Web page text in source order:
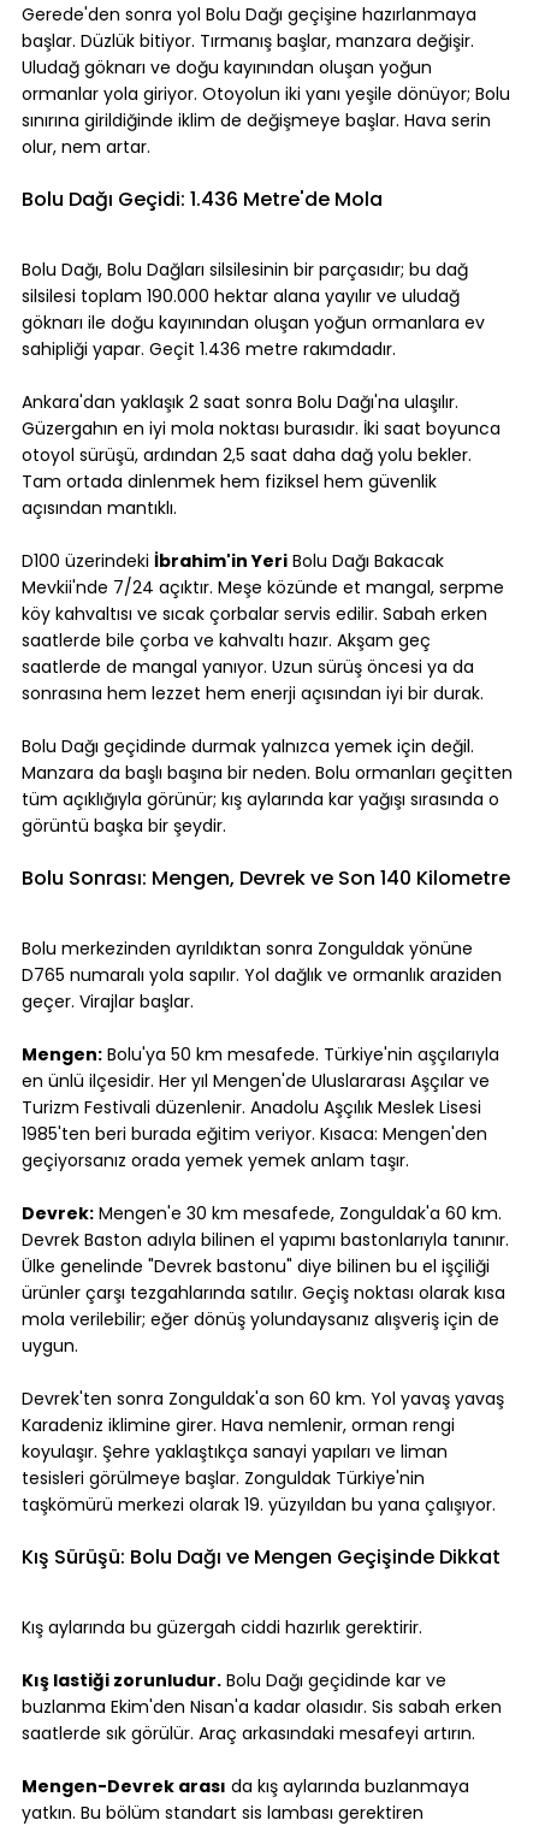
Gerede'den sonra yol Bolu Dağı geçişine hazırlanmaya
başlar. Düzlük bitiyor. Tırmanış başlar, manzara değişir.
Uludağ göknarı ve doğu kayınından oluşan yoğun
ormanlar yola giriyor. Otoyolun iki yanı yeşile dönüyor; Bolu
sınırına girildiğinde iklim de değişmeye başlar. Hava serin
olur, nem artar.
Bolu Dağı Geçidi: 1.436 Metre'de Mola
Bolu Dağı, Bolu Dağları silsilesinin bir parçasıdır; bu dağ
silsilesi toplam 190.000 hektar alana yayılır ve uludağ
göknarı ile doğu kayınından oluşan yoğun ormanlara ev
sahipliği yapar. Geçit 1.436 metre rakımdadır.
Ankara'dan yaklaşık 2 saat sonra Bolu Dağı'na ulaşılır.
Güzergahın en iyi mola noktası burasıdır. İki saat boyunca
otoyol sürüşü, ardından 2,5 saat daha dağ yolu bekler.
Tam ortada dinlenmek hem fiziksel hem güvenlik
açısından mantıklı.
D100 üzerindeki İbrahim'in Yeri Bolu Dağı Bakacak
Mevkii'nde 7/24 açıktır. Meşe közünde et mangal, serpme
köy kahvaltısı ve sıcak çorbalar servis edilir. Sabah erken
saatlerde bile çorba ve kahvaltı hazır. Akşam geç
saatlerde de mangal yanıyor. Uzun sürüş öncesi ya da
sonrasına hem lezzet hem enerji açısından iyi bir durak.
Bolu Dağı geçidinde durmak yalnızca yemek için değil.
Manzara da başlı başına bir neden. Bolu ormanları geçitten
tüm açıklığıyla görünür; kış aylarında kar yağışı sırasında o
görüntü başka bir şeydir.
Bolu Sonrası: Mengen, Devrek ve Son 140 Kilometre
Bolu merkezinden ayrıldıktan sonra Zonguldak yönüne
D765 numaralı yola sapılır. Yol dağlık ve ormanlık araziden
geçer. Virajlar başlar.
Mengen: Bolu'ya 50 km mesafede. Türkiye'nin aşçılarıyla
en ünlü ilçesidir. Her yıl Mengen'de Uluslararası Aşçılar ve
Turizm Festivali düzenlenir. Anadolu Aşçılık Meslek Lisesi
1985'ten beri burada eğitim veriyor. Kısaca: Mengen'den
geçiyorsanız orada yemek yemek anlam taşır.
Devrek: Mengen'e 30 km mesafede, Zonguldak'a 60 km.
Devrek Baston adıyla bilinen el yapımı bastonlarıyla tanınır.
Ülke genelinde "Devrek bastonu" diye bilinen bu el işçiliği
ürünler çarşı tezgahlarında satılır. Geçiş noktası olarak kısa
mola verilebilir; eğer dönüş yolundaysanız alışveriş için de
uygun.
Devrek'ten sonra Zonguldak'a son 60 km. Yol yavaş yavaş
Karadeniz iklimine girer. Hava nemlenir, orman rengi
koyulaşır. Şehre yaklaştıkça sanayi yapıları ve liman
tesisleri görülmeye başlar. Zonguldak Türkiye'nin
taşkömürü merkezi olarak 19. yüzyıldan bu yana çalışıyor.
Kış Sürüşü: Bolu Dağı ve Mengen Geçişinde Dikkat
Kış aylarında bu güzergah ciddi hazırlık gerektirir.
Kış lastiği zorunludur. Bolu Dağı geçidinde kar ve
buzlanma Ekim'den Nisan'a kadar olasıdır. Sis sabah erken
saatlerde sık görülür. Araç arkasındaki mesafeyi artırın.
Mengen-Devrek arası da kış aylarında buzlanmaya
yatkın. Bu bölüm standart sis lambası gerektiren